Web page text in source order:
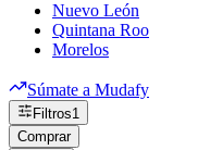
Nuevo León
Quintana Roo
Morelos
Súmate a Mudafy
Filtros1
Comprar